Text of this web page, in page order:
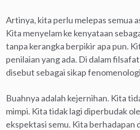
Artinya, kita perlu melepas semua
Kita menyelam ke kenyataan
tanpa kerangka berpikir apa pun.
penilaian yang ada. Di dalam
disebut sebagai sikap
Buahnya adalah kejernihan. Kita
mimpi. Kita tidak lagi diperbudak
ekspektasi semu. Kita berhadapan